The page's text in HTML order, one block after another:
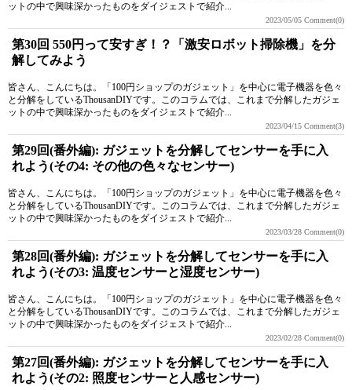
ットの中で興味深かったものをダイジェストで紹介...
2023/05/05 Comment(0)
第30回 550円って安すぎ！？「激安ロボット掃除機」を分
解してみよう
皆さん、こんにちは。「100円ショップのガジェット」を中心に電子機器を色々
と分解をしているThousanDIYです。このコラムでは、これまで分解したガジェ
ットの中で興味深かったものをダイジェストで紹介...
2023/04/15 Comment(3)
第29回(番外編): ガジェットを分解してセンサーを手に入
れよう(その4: その他の色々なセンサー)
皆さん、こんにちは。「100円ショップのガジェット」を中心に電子機器を色々
と分解をしているThousanDIYです。このコラムでは、これまで分解したガジェ
ットの中で興味深かったものをダイジェストで紹介...
2023/03/28 Comment(0)
第28回(番外編): ガジェットを分解してセンサーを手に入
れよう(その3: 温度センサーと湿度センサー)
皆さん、こんにちは。「100円ショップのガジェット」を中心に電子機器を色々
と分解をしているThousanDIYです。このコラムでは、これまで分解したガジェ
ットの中で興味深かったものをダイジェストで紹介...
2023/02/28 Comment(0)
第27回(番外編): ガジェットを分解してセンサーを手に入
れよう(その2: 照度センサーと人感センサー)